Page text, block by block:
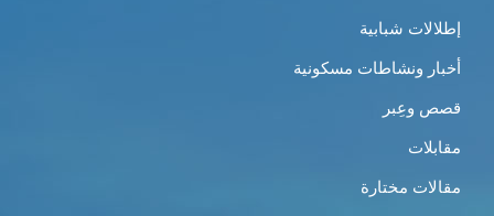
إطلالات شبابية
أخبار ونشاطات مسكونية
قصص وعِبر
مقابلات
مقالات مختارة